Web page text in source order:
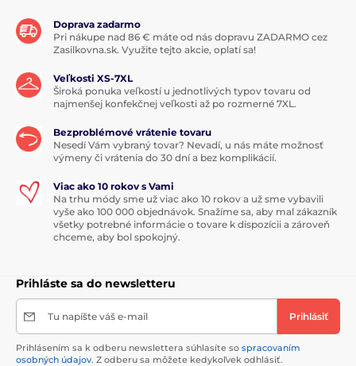
Doprava zadarmo
Pri nákupe nad 86 € máte od nás dopravu ZADARMO cez
Zasilkovna.sk. Využite tejto akcie, oplatí sa!
Veľkosti XS-7XL
Široká ponuka veľkostí u jednotlivých typov tovaru od
najmenšej konfekčnej veľkosti až po rozmerné 7XL.
Bezproblémové vrátenie tovaru
Nesedí Vám vybraný tovar? Nevadí, u nás máte možnosť
výmeny či vrátenia do 30 dní a bez komplikácií.
Viac ako 10 rokov s Vami
Na trhu módy sme už viac ako 10 rokov a už sme vybavili
vyše ako 100 000 objednávok. Snažíme sa, aby mal zákazník
všetky potrebné informácie o tovare k dispozícii a zároveň
chceme, aby bol spokojný.
Prihláste sa do newsletteru
Tu napíšte váš e-mail Prihlásiť
Prihlásením sa k odberu newslettera súhlasíte so spracovaním
osobných údajov. Z odberu sa môžete kedykoľvek odhlásiť.